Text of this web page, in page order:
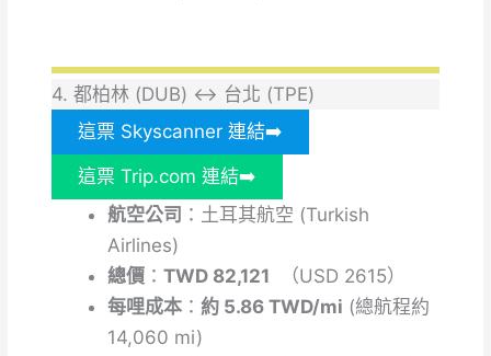
4. 都柏林 (DUB) ↔ 台北 (TPE)
這票 Skyscanner 連結➡️
這票 Trip.com 連結➡️
航空公司 ：土耳其航空 (Turkish
Airlines)
總價： TWD 82,121 （USD 2615）
每哩成本： 約 5.86 TWD/mi (總航程約
14,060 mi)